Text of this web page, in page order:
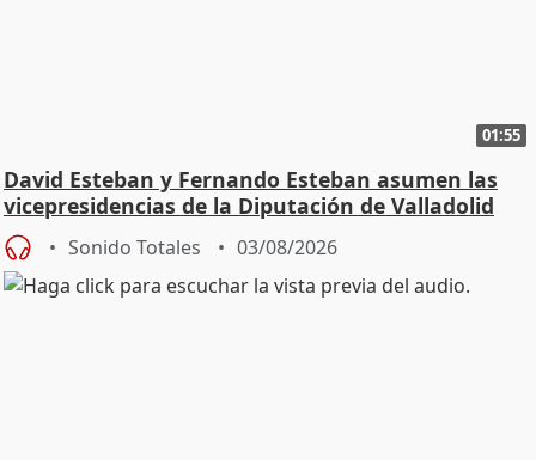
01:55
David Esteban y Fernando Esteban asumen las
vicepresidencias de la Diputación de Valladolid
Sonido Totales 03/08/2026